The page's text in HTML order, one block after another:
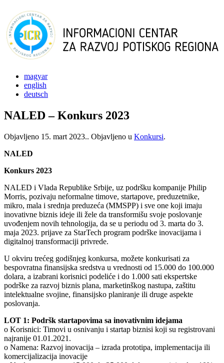
magyar
english
deutsch
NALED – Konkurs 2023
Objavljeno 15. mart 2023.. Objavljeno u Konkursi.
NALED
Konkurs 2023
NALED i Vlada Republike Srbije, uz podršku kompanije Philip
Morris, pozivaju neformalne timove, startapove, preduzetnike,
mikro, mala i srednja preduzeća (MMSPP) i sve one koji imaju
inovativne biznis ideje ili žele da transformišu svoje poslovanje
uvođenjem novih tehnologija, da se u periodu od 3. marta do 3.
maja 2023. prijave za StarTech program podrške inovacijama i
digitalnoj transformaciji privrede.
U okviru trećeg godišnjeg konkursa, možete konkurisati za
bespovratna finansijska sredstva u vrednosti od 15.000 do 100.000
dolara, a izabrani korisnici podeliće i do 1.000 sati ekspertske
podrške za razvoj biznis plana, marketinškog nastupa, zaštitu
intelektualne svojine, finansijsko planiranje ili druge aspekte
poslovanja.
LOT 1: Podršk startapovima sa inovativnim idejama
o Korisnici: Timovi u osnivanju i startap biznisi koji su registrovani
najranije 01.01.2021.
o Namena: Razvoj inovacija – izrada prototipa, implementacija ili
komercijalizacija inovacije